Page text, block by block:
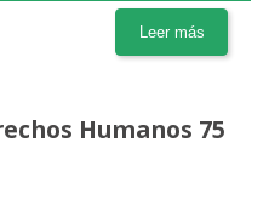
Leer más
Humanos 75